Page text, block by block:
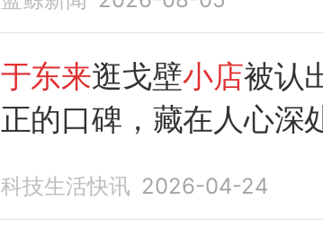
于东来逛戈壁小店被认
正的口碑，藏在人心深
科技生活快讯 2026-04-24